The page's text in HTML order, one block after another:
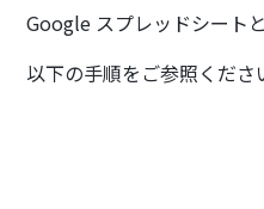
Google スプレッドシート
以下の手順をご参照くださ